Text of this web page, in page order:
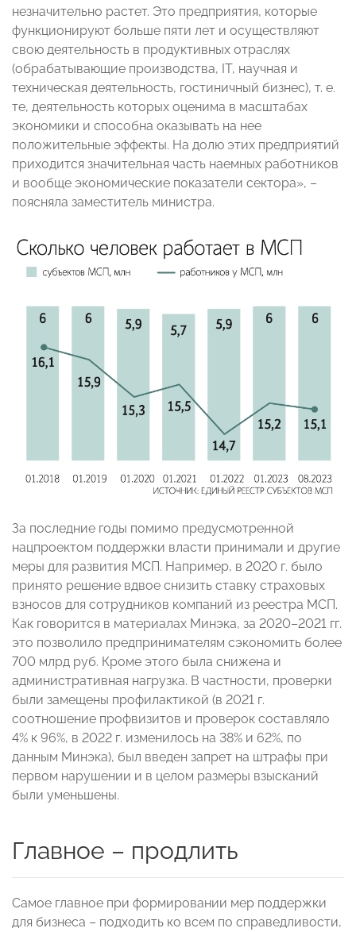
незначительно растет. Это предприятия, которые
функционируют больше пяти лет и осуществляют
свою деятельность в продуктивных отраслях
(обрабатывающие производства, IT, научная и
техническая деятельность, гостиничный бизнес), т. е.
те, деятельность которых оценима в масштабах
экономики и способна оказывать на нее
положительные эффекты. На долю этих предприятий
приходится значительная часть наемных работников
и вообще экономические показатели сектора», –
поясняла заместитель министра.
За последние годы помимо предусмотренной
нацпроектом поддержки власти принимали и другие
меры для развития МСП. Например, в 2020 г. было
принято решение вдвое снизить ставку страховых
взносов для сотрудников компаний из реестра МСП.
Как говорится в материалах Минэка, за 2020–2021 гг.
это позволило предпринимателям сэкономить более
700 млрд руб. Кроме этого была снижена и
административная нагрузка. В частности, проверки
были замещены профилактикой (в 2021 г.
соотношение профвизитов и проверок составляло
4% к 96%, в 2022 г. изменилось на 38% и 62%, по
данным Минэка), был введен запрет на штрафы при
первом нарушении и в целом размеры взысканий
были уменьшены.
Главное – продлить
Самое главное при формировании мер поддержки
для бизнеса – подходить ко всем по справедливости,